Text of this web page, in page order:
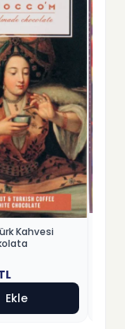
Kahvesi
Ekle